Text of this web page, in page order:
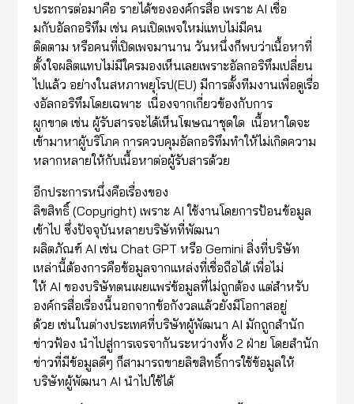
ประการต่อมาคือ รายได้ขององค์กรสื่อ เพราะ AI เชื่อ
มกับอัลกอริทึม เช่น คนเปิดเพจใหม่แทบไม่มีคน
ติดตาม หรือคนที่เปิดเพจมานาน วันหนึ่งก็พบว่าเนื้อหาที่
ตั้งใจผลิตแทบไม่มีใครมองเห็นเลยเพราะอัลกอริทึมเปลี่ยน
ไปแล้ว อย่างในสหภาพยุโรป(EU) มีการตั้งทีมงานเพื่อดูเรื่อ
งอัลกอริทึมโดยเฉพาะ เนื่องจากเกี่ยวข้องกับการ
ผูกขาด เช่น ผู้รับสารจะได้เห็นโฆษณาชุดใด เนื้อหาใดจะ
เข้ามาหาผู้บริโภค การควบคุมอัลกอริทึมทำให้ไม่เกิดความ
หลากหลายให้กับเนื้อหาต่อผู้รับสารด้วย
อีกประการหนึ่งคือเรื่องของ
ลิขสิทธิ์ (Copyright) เพราะ AI ใช้งานโดยการป้อนข้อมูล
เข้าไป ซึ่งปัจจุบันหลายบริษัทที่พัฒนา
ผลิตภัณฑ์ AI เช่น Chat GPT หรือ Gemini สิ่งที่บริษัท
เหล่านี้ต้องการคือข้อมูลจากแหล่งที่เชื่อถือได้ เพื่อไม่
ให้ AI ของบริษัทตนเผยแพร่ข้อมูลที่ไม่ถูกต้อง แต่สำหรับ
องค์กรสื่อเรื่องนี้นอกจากข้อกังวลแล้วยังมีโอกาสอยู่
ด้วย เช่นในต่างประเทศที่บริษัทผู้พัฒนา AI มักถูกสำนัก
ข่าวฟ้อง นำไปสู่การเจรจากันระหว่างทั้ง 2 ฝ่าย โดยสำนัก
ข่าวที่มีข้อมูลดีๆ ก็สามารถขายลิขสิทธิ์การใช้ข้อมูลให้
บริษัทผู้พัฒนา AI นำไปใช้ได้